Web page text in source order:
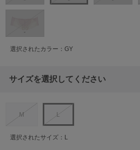
選択されたカラー：GY
サイズを選択してください
M L
選択されたサイズ：L